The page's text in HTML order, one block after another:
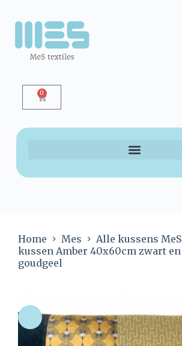
0
Home Mes
Alle kussens MeS
kussen Amber 40x60cm zwart en
goudgeel